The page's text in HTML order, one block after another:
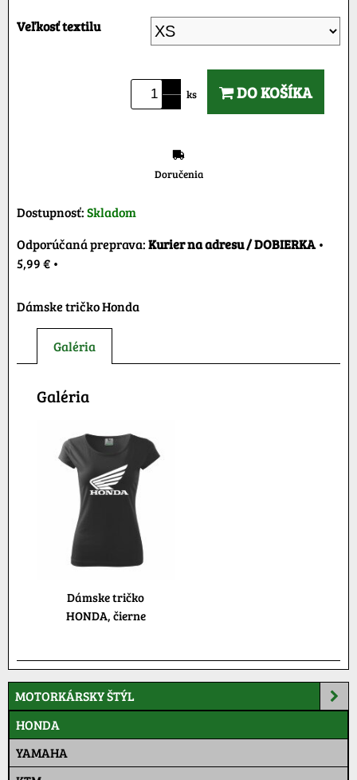
Veľkosť textilu
ks DO KOŠÍKA
Doručenia
Dostupnosť:Skladom
Kurier na adresu / DOBIERKA•
5,99 € •
Dámske tričko Honda
Galéria
Galéria
Dámske tričko
HONDA, čierne
MOTORKÁRSKY ŠTÝL
HONDA
YAMAHA